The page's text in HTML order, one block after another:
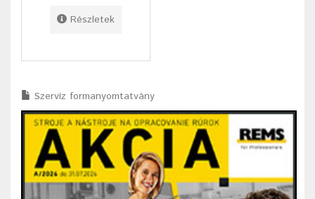
Részletek
Szervíz formanyomtatvány